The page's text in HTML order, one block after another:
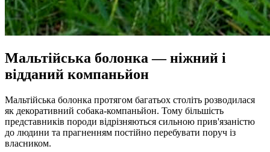
Мальтійська болонка — ніжний і
відданий компаньйон
Мальтійська болонка протягом багатьох століть розводилася
як декоративний собака-компаньйон. Тому більшість
представників породи відрізняються сильною прив'язаністю
до людини та прагненням постійно перебувати поруч із
власником.